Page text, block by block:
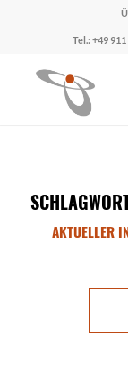
Tel.: +49
AKTUELLER